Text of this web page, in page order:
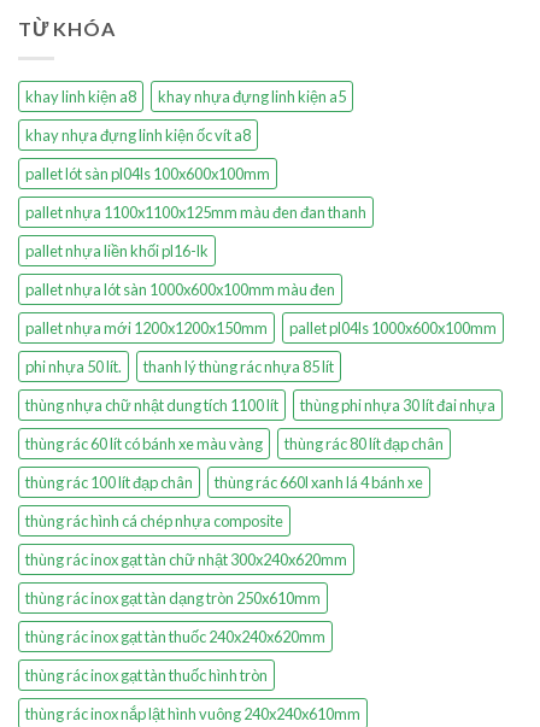
TỪ KHÓA
khay linh kiện a8
khay nhựa đựng linh kiện a5
khay nhựa đựng linh kiện ốc vít a8
pallet lót sàn pl04ls 100x600x100mm
pallet nhựa 1100x1100x125mm màu đen đan thanh
pallet nhựa liền khối pl16-lk
pallet nhựa lót sàn 1000x600x100mm màu đen
pallet nhựa mới 1200x1200x150mm
pallet pl04ls 1000x600x100mm
phi nhựa 50 lít.
thanh lý thùng rác nhựa 85 lít
thùng nhựa chữ nhật dung tích 1100 lít
thùng phi nhựa 30 lít đai nhựa
thùng rác 60 lít có bánh xe màu vàng
thùng rác 80 lít đạp chân
thùng rác 100 lít đạp chân
thùng rác 660l xanh lá 4 bánh xe
thùng rác hình cá chép nhựa composite
thùng rác inox gạt tàn chữ nhật 300x240x620mm
thùng rác inox gạt tàn dạng tròn 250x610mm
thùng rác inox gạt tàn thuốc 240x240x620mm
thùng rác inox gạt tàn thuốc hình tròn
thùng rác inox nắp lật hình vuông 240x240x610mm